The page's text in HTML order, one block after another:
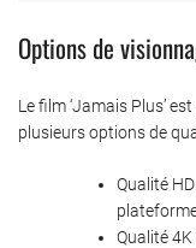
Options de
Le film ‘Jamais Plus’
plusieurs options de
Qualité
Qualité